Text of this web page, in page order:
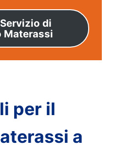
di
Materassi
per il
a